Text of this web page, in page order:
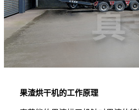
果渣烘干机的工作原理